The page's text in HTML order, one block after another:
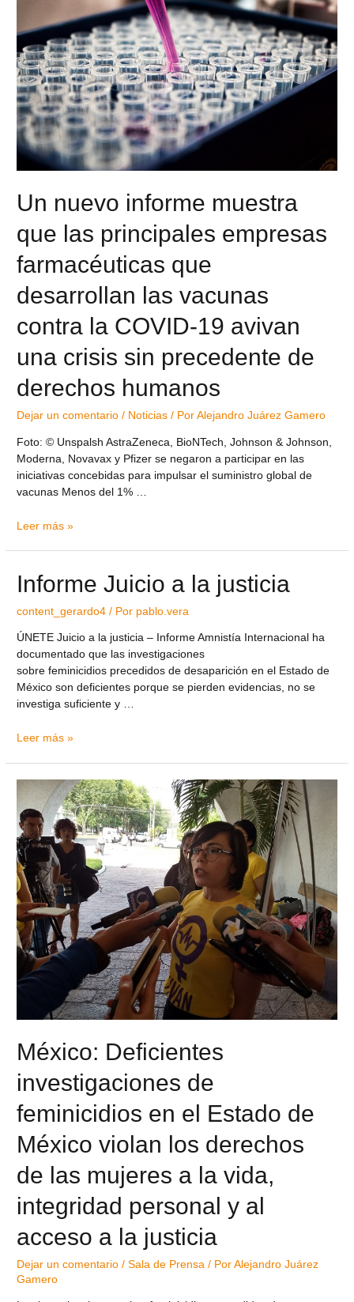
Un nuevo informe muestra
que las principales empresas
farmacéuticas que
desarrollan las vacunas
contra la COVID-19 avivan
una crisis sin precedente de
derechos humanos
Dejar un comentario / Noticias / PorAlejandro Juárez Gamero
Foto: © Unspalsh AstraZeneca, BioNTech, Johnson & Johnson,
Moderna, Novavax y Pfizer se negaron a participar en las
iniciativas concebidas para impulsar el suministro global de
vacunas Menos del 1% …
Leer más »
Informe Juicio a la justicia
content_gerardo4 / Por pablo.vera
ÚNETE Juicio a la justicia – Informe Amnistía Internacional ha
documentado que las investigaciones
sobre feminicidios precedidos de desaparición en el Estado de
México son deficientes porque se pierden evidencias, no se
investiga suficiente y …
Leer más »
México: Deficientes
investigaciones de
feminicidios en el Estado de
México violan los derechos
de las mujeres a la vida,
integridad personal y al
acceso a la justicia
Dejar un comentario /Sala de Prensa / PorAlejandro Juárez
Gamero